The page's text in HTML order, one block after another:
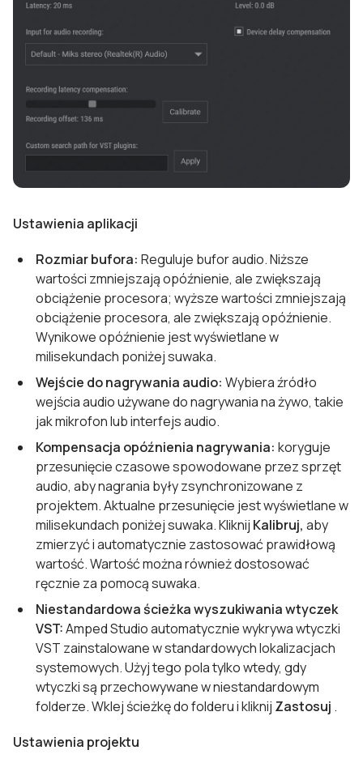
Ustawienia aplikacji
Rozmiar bufora: Reguluje bufor audio. Niższe
wartości zmniejszają opóźnienie, ale zwiększają
obciążenie procesora; wyższe wartości zmniejszają
obciążenie procesora, ale zwiększają opóźnienie.
Wynikowe opóźnienie jest wyświetlane w
milisekundach poniżej suwaka.
Wejście do nagrywania audio: Wybiera źródło
wejścia audio używane do nagrywania na żywo, takie
jak mikrofon lub interfejs audio.
Kompensacja opóźnienia nagrywania: koryguje
przesunięcie czasowe spowodowane przez sprzęt
audio, aby nagrania były zsynchronizowane z
projektem. Aktualne przesunięcie jest wyświetlane w
milisekundach poniżej suwaka. Kliknij Kalibruj, aby
zmierzyć i automatycznie zastosować prawidłową
wartość. Wartość można również dostosować
ręcznie za pomocą suwaka.
Niestandardowa ścieżka wyszukiwania wtyczek
VST:Amped Studio automatycznie wykrywa wtyczki
VST zainstalowane w standardowych lokalizacjach
systemowych. Użyj tego pola tylko wtedy, gdy
wtyczki są przechowywane w niestandardowym
folderze. Wklej ścieżkę do folderu i kliknij Zastosuj .
Ustawienia projektu